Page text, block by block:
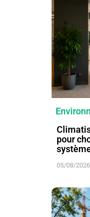
pour
05/08/2026